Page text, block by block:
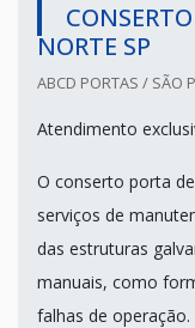
NORTE SP
ABCD PORTAS / SÃO
Atendimento
O conserto porta
serviços de
das estruturas
manuais, como
falhas de